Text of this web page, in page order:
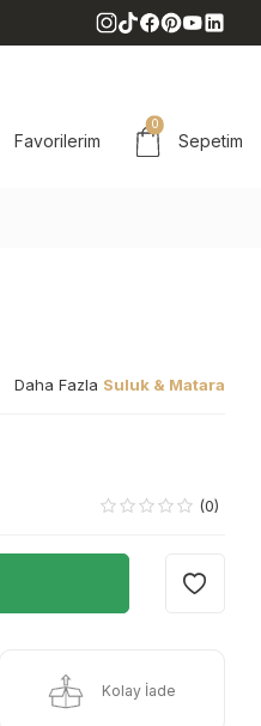
Favorilerim
0
Sepetim
Daha Fazla Suluk & Matara
(0)
Kolay İade